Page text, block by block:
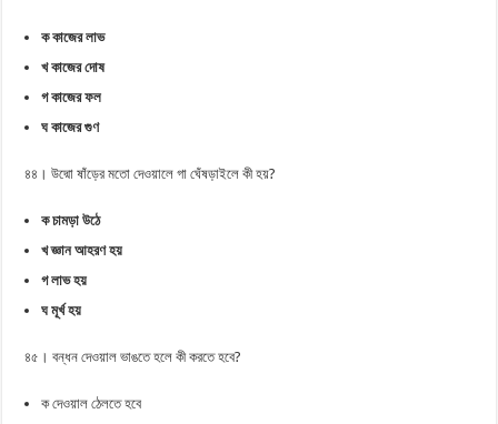
ক কাজের লাভ
খ কাজের দোষ
গ কাজের ফল
ঘ কাজের গুণ
৪৪। উদ্মো ষাঁড়ের মতো দেওয়ালে গা ঘেঁষড়াইলে কী হয়?
ক চামড়া উঠে
খ জ্ঞান আহরণ হয়
গ লাভ হয়
ঘ মূর্খ হয়
৪৫। বন্ধন দেওয়াল ভাঙতে হলে কী করতে হবে?
ক দেওয়াল ঠেলতে হবে